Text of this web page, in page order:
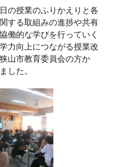
の授業のふりかえりと各
する取組みの進捗や共有
働的な学びを行っていく
力向上につながる授業改
山市教育委員会の方か
した。